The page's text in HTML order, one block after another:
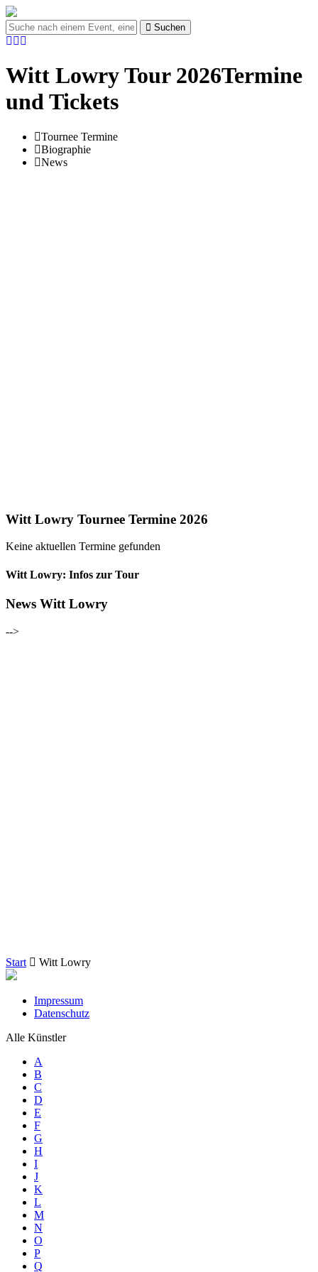
Suchen
Witt Lowry Tour 2026Termine
und Tickets
Tournee Termine
Biographie
News
Witt Lowry Tournee Termine 2026
Keine aktuellen Termine gefunden
Witt Lowry: Infos zur Tour
News Witt Lowry
-->
Start Witt Lowry
Impressum
Datenschutz
Alle Künstler
A
B
C
D
E
F
G
H
I
J
K
L
M
N
O
P
Q